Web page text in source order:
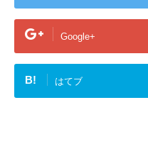
Google+
B! はてブ